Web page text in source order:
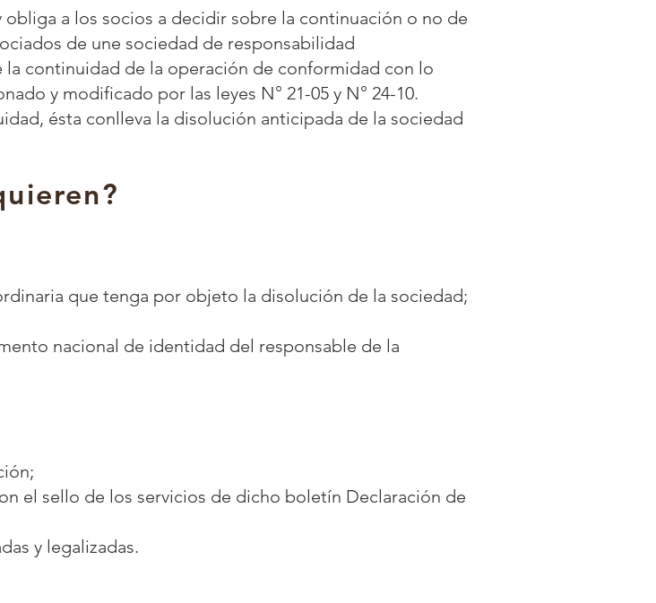
a los socios a decidir sobre la continuación o no de
de une sociedad de responsabilidad
la continuidad de la operación de conformidad con lo
y modificado por las leyes N° 21-05 y N° 24-10.
ésta conlleva la disolución anticipada de la sociedad
que tenga por objeto la disolución de la sociedad;
nacional de identidad del responsable de la
el sello de los servicios de dicho boletín Declaración de
y legalizadas.